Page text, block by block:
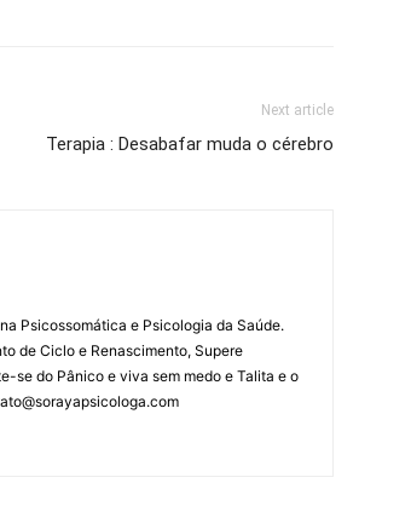
Next article
Terapia : Desabafar muda o cérebro
Psicossomática e Psicologia da Saúde.
de Ciclo e Renascimento, Supere
se do Pânico e viva sem medo e Talita e o